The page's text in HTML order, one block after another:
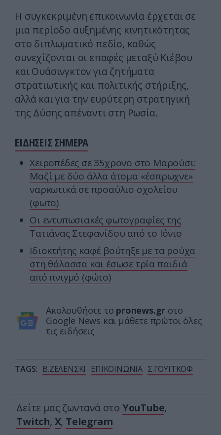
Η συγκεκριμένη επικοινωνία έρχεται σε
μια περίοδο αυξημένης κινητικότητας
στο διπλωματικό πεδίο, καθώς
συνεχίζονται οι επαφές μεταξύ Κιέβου
και Ουάσινγκτον για ζητήματα
στρατιωτικής και πολιτικής στήριξης,
αλλά και για την ευρύτερη στρατηγική
της Δύσης απέναντι στη Ρωσία.
ΕΙΔΗΣΕΙΣ ΣΗΜΕΡΑ
Χειροπέδες σε 35χρονο στο Μαρούσι:
Μαζί με δύο άλλα άτομα «έσπρωχνε»
ναρκωτικά σε προαύλιο σχολείου
(φωτο)
Οι εντυπωσιακές φωτογραφίες της
Τατιάνας Στεφανίδου από το Ιόνιο
Ιδιοκτήτης καφέ βούτηξε με τα ρούχα
στη θάλασσα και έσωσε τρία παιδιά
από πνιγμό (φώτο)
Ακολουθήστε το pronews.gr στο
Google News και μάθετε πρώτοι όλες
τις ειδήσεις
TAGS: Β.ΖΕΛΕΝΣΚΙ ΕΠΙΚΟΙΝΩΝΙΑ Σ.ΓΟΥΙΤΚΟΦ
Δείτε μας ζωντανά στο YouTube,
Twitch, X, Telegram